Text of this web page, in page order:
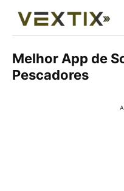
Melhor App de
Pescadores